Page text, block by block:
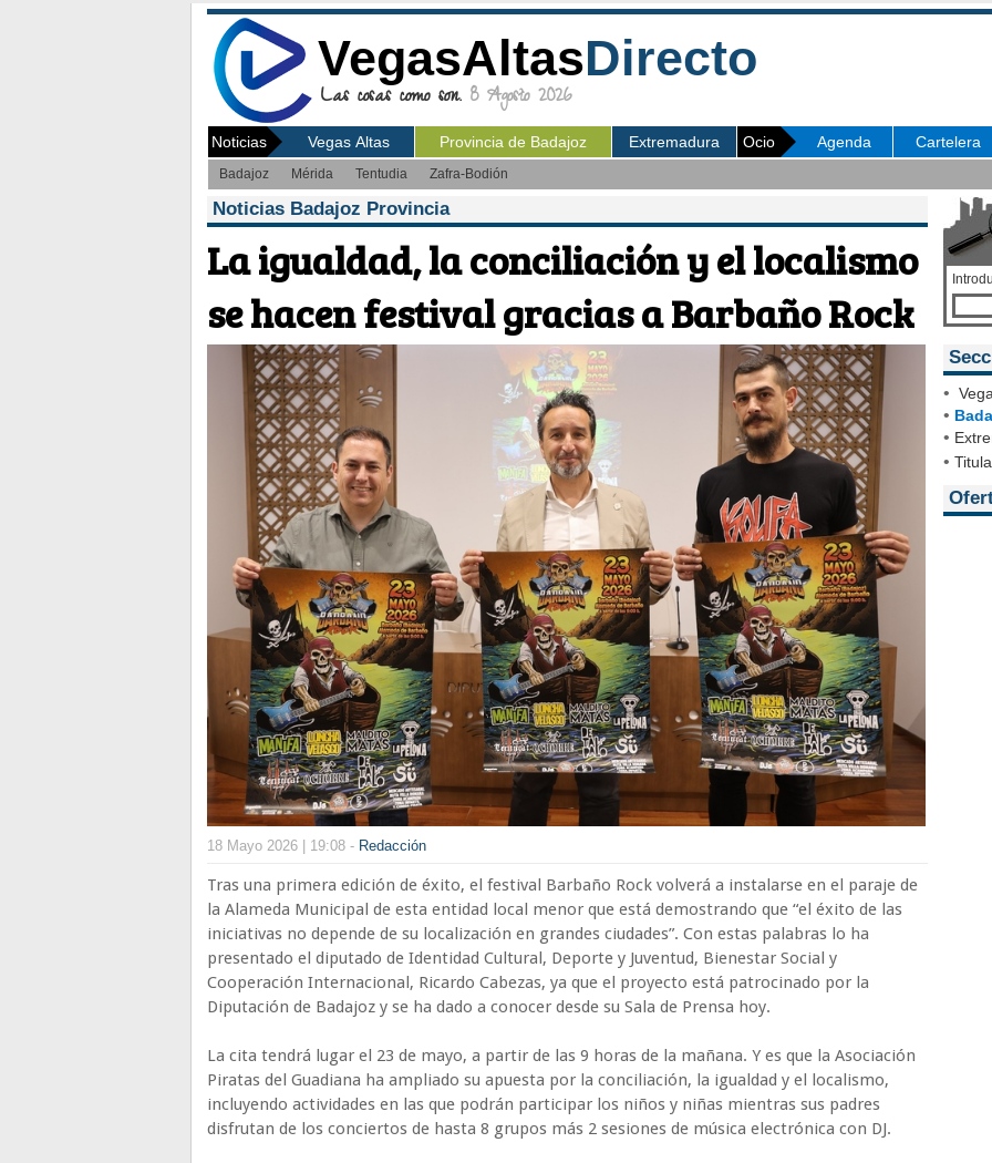
VegasAltasDirecto
Las cosas como son. 8 Agosto 2026
Noticias Vegas Altas Provincia de Badajoz Extremadura Ocio Agenda Cartelera
Badajoz Mérida Tentudia Zafra-Bodión
Noticias Badajoz Provincia
La igualdad, la conciliación y el localismo
se hacen festival gracias a Barbaño Rock
18 Mayo 2026 | 19:08 - Redacción
Tras una primera edición de éxito, el festival Barbaño Rock volverá a instalarse en el paraje de
la Alameda Municipal de esta entidad local menor que está demostrando que “el éxito de las
iniciativas no depende de su localización en grandes ciudades”. Con estas palabras lo ha
presentado el diputado de Identidad Cultural, Deporte y Juventud, Bienestar Social y
Cooperación Internacional, Ricardo Cabezas, ya que el proyecto está patrocinado por la
Diputación de Badajoz y se ha dado a conocer desde su Sala de Prensa hoy.
La cita tendrá lugar el 23 de mayo, a partir de las 9 horas de la mañana. Y es que la Asociación
Piratas del Guadiana ha ampliado su apuesta por la conciliación, la igualdad y el localismo,
incluyendo actividades en las que podrán participar los niños y niñas mientras sus padres
disfrutan de los conciertos de hasta 8 grupos más 2 sesiones de música electrónica con DJ.
•
•
•
•